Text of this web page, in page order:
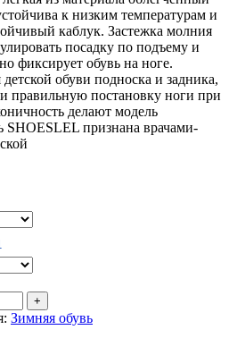
к низким температурам и
каблук. Застежка молния
посадку по подъему и
фиксирует обувь на ноге.
обуви подноска и задника,
правильную постановку ноги при
делают модель
SHOESLEL признана врачами-
Зимняя обувь